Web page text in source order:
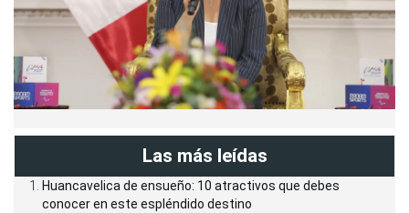
Las más leídas
Huancavelica de ensueño: 10 atractivos que debes
conocer en este espléndido destino